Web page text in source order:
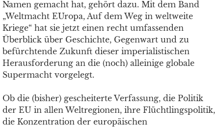
Namen gemacht hat, gehört dazu. Mit dem Band
„Weltmacht EUropa, Auf dem Weg in weltweite
Kriege“ hat sie jetzt einen recht umfassenden
Überblick über Geschichte, Gegenwart und zu
befürchtende Zukunft dieser imperialistischen
Herausforderung an die (noch) alleinige globale
Supermacht vorgelegt.
Ob die (bisher) gescheiterte Verfassung, die Politik
der EU in allen Weltregionen, ihre Flüchtlingspolitik,
die Konzentration der europäischen